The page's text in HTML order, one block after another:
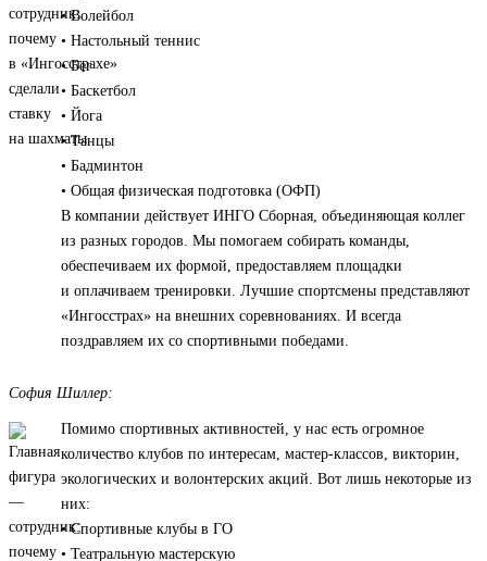
• Волейбол
• Настольный теннис
• Бег
• Баскетбол
• Йога
• Танцы
• Бадминтон
• Общая физическая подготовка (ОФП)
В компании действует ИНГО Сборная, объединяющая коллег
из разных городов. Мы помогаем собирать команды,
обеспечиваем их формой, предоставляем площадки
и оплачиваем тренировки. Лучшие спортсмены представляют
«Ингосстрах» на внешних соревнованиях. И всегда
поздравляем их со спортивными победами.
София Шиллер:
Помимо спортивных активностей, у нас есть огромное
количество клубов по интересам, мастер-классов, викторин,
экологических и волонтерских акций. Вот лишь некоторые из
них:
• Спортивные клубы в ГО
• Театральную мастерскую